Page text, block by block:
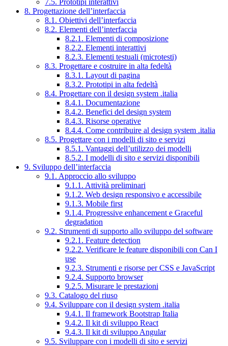
7.5. Prototipi interattivi
8. Progettazione dell’interfaccia
8.1. Obiettivi dell’interfaccia
8.2. Elementi dell’interfaccia
8.2.1. Elementi di composizione
8.2.2. Elementi interattivi
8.2.3. Elementi testuali (microtesti)
8.3. Progettare e costruire in alta fedeltà
8.3.1. Layout di pagina
8.3.2. Prototipi in alta fedeltà
8.4. Progettare con il design system .italia
8.4.1. Documentazione
8.4.2. Benefici del design system
8.4.3. Risorse operative
8.4.4. Come contribuire al design system .italia
8.5. Progettare con i modelli di sito e servizi
8.5.1. Vantaggi dell’utilizzo dei modelli
8.5.2. I modelli di sito e servizi disponibili
9. Sviluppo dell’interfaccia
9.1. Approccio allo sviluppo
9.1.1. Attività preliminari
9.1.2. Web design responsivo e accessibile
9.1.3. Mobile first
9.1.4. Progressive enhancement e Graceful
degradation
9.2. Strumenti di supporto allo sviluppo del software
9.2.1. Feature detection
9.2.2. Verificare le feature disponibili con Can I
use
9.2.3. Strumenti e risorse per CSS e JavaScript
9.2.4. Supporto browser
9.2.5. Misurare le prestazioni
9.3. Catalogo del riuso
9.4. Sviluppare con il design system .italia
9.4.1. Il framework Bootstrap Italia
9.4.2. Il kit di sviluppo React
9.4.3. Il kit di sviluppo Angular
9.5. Sviluppare con i modelli di sito e servizi